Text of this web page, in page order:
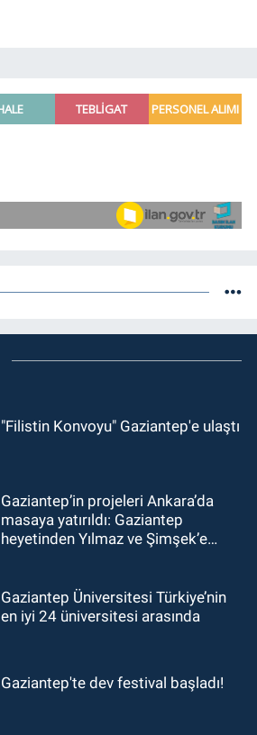
"Filistin Konvoyu" Gaziantep'e ulaştı
Gaziantep’in projeleri Ankara’da
masaya yatırıldı: Gaziantep
heyetinden Yılmaz ve Şimşek’e
Gaziantep Üniversitesi Türkiye’nin
en iyi 24 üniversitesi arasında
Gaziantep'te dev festival başladı!